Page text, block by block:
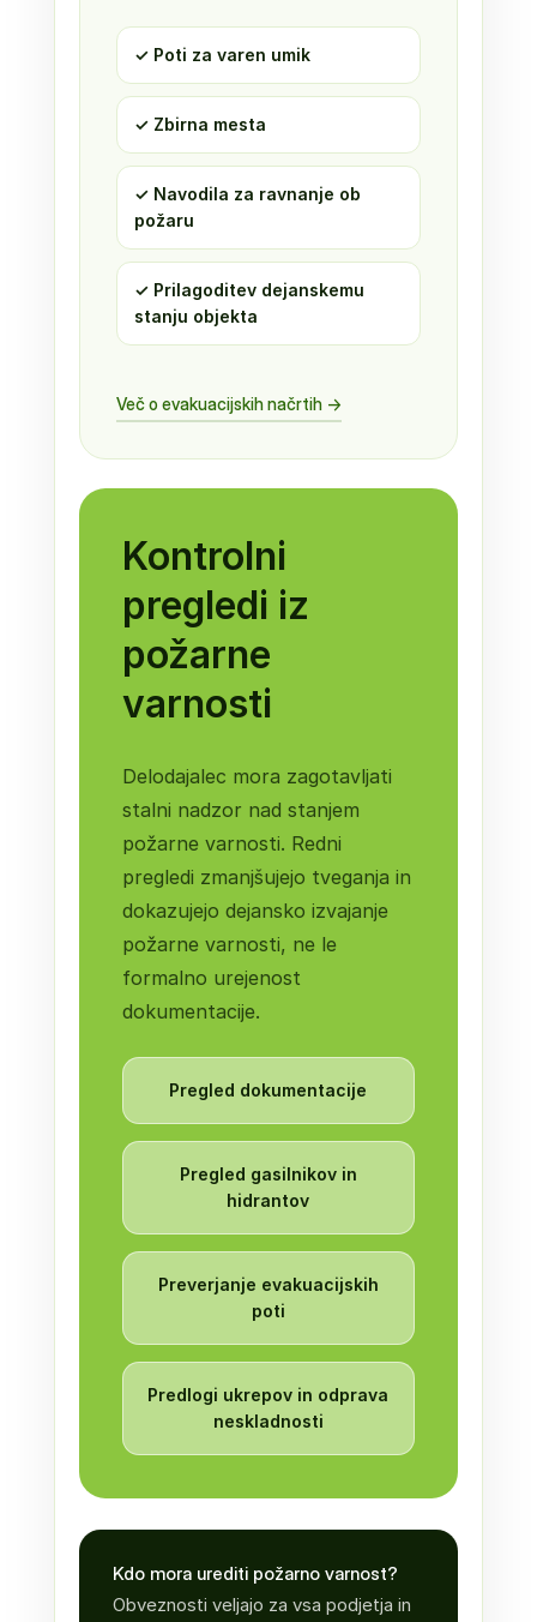
✓ Poti za varen umik
✓ Zbirna mesta
✓ Navodila za ravnanje ob
požaru
✓ Prilagoditev dejanskemu
stanju objekta
Več o evakuacijskih načrtih →
Kontrolni
pregledi iz
požarne
varnosti
Delodajalec mora zagotavljati
stalni nadzor nad stanjem
požarne varnosti. Redni
pregledi zmanjšujejo tveganja in
dokazujejo dejansko izvajanje
požarne varnosti, ne le
formalno urejenost
dokumentacije.
Pregled dokumentacije
Pregled gasilnikov in
hidrantov
Preverjanje evakuacijskih
poti
Predlogi ukrepov in odprava
neskladnosti
Kdo mora urediti požarno varnost?
Obveznosti veljajo za vsa podjetja in